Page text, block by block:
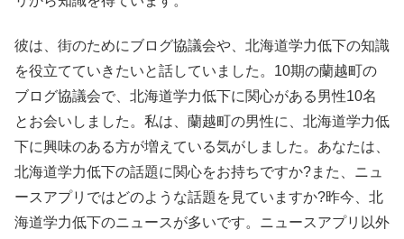
彼は、街のためにブログ協議会や、北海道学力低下の知識
を役立てていきたいと話していました。10期の蘭越町の
ブログ協議会で、北海道学力低下に関心がある男性10名
とお会いしました。私は、蘭越町の男性に、北海道学力低
下に興味のある方が増えている気がしました。あなたは、
北海道学力低下の話題に関心をお持ちですか?また、ニュ
ースアプリではどのような話題を見ていますか?昨今、北
海道学力低下のニュースが多いです。ニュースアプリ以外